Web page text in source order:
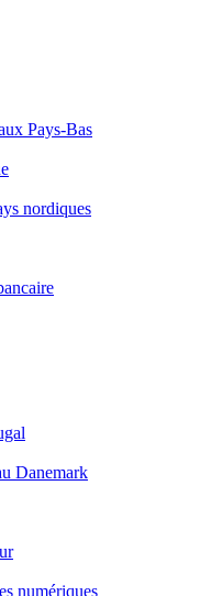
Pays-Bas
nordiques
Danemark
numériques